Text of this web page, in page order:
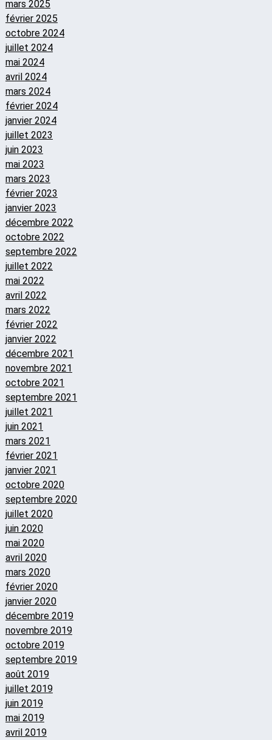
mars 2025
février 2025
octobre 2024
juillet 2024
mai 2024
avril 2024
mars 2024
février 2024
janvier 2024
juillet 2023
juin 2023
mai 2023
mars 2023
février 2023
janvier 2023
décembre 2022
octobre 2022
septembre 2022
juillet 2022
mai 2022
avril 2022
mars 2022
février 2022
janvier 2022
décembre 2021
novembre 2021
octobre 2021
septembre 2021
juillet 2021
juin 2021
mars 2021
février 2021
janvier 2021
octobre 2020
septembre 2020
juillet 2020
juin 2020
mai 2020
avril 2020
mars 2020
février 2020
janvier 2020
décembre 2019
novembre 2019
octobre 2019
septembre 2019
août 2019
juillet 2019
juin 2019
mai 2019
avril 2019